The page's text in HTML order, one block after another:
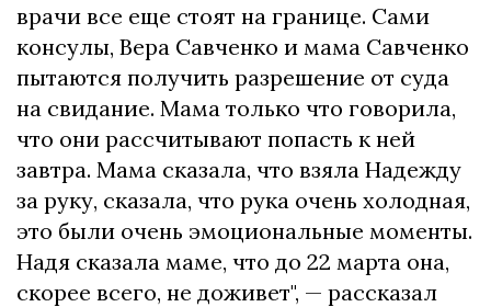
врачи все еще стоят на границе. Сами
консулы, Вера Савченко и мама Савченко
пытаются получить разрешение от суда
на свидание. Мама только что говорила,
что они рассчитывают попасть к ней
завтра. Мама сказала, что взяла Надежду
за руку, сказала, что рука очень холодная,
это были очень эмоциональные моменты.
Надя сказала маме, что до 22 марта она,
скорее всего, не доживет", — рассказал